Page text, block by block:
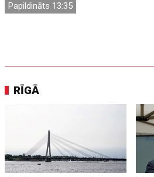
Papildināts 13:35
RĪGĀ